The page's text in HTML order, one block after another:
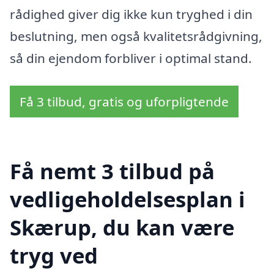
rådighed giver dig ikke kun tryghed i din
beslutning, men også kvalitetsrådgivning,
så din ejendom forbliver i optimal stand.
Få 3 tilbud, gratis og uforpligtende
Få nemt 3 tilbud på
vedligeholdelsesplan i
Skærup, du kan være
tryg ved